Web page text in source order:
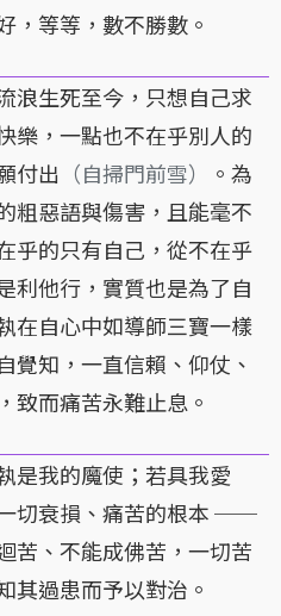
，等等，數不勝數。
生死至今，只想自己求
樂，一點也不在乎別人的
付出 （自掃門前雪）
。為
粗惡語與傷害，且能毫不
乎的只有自己，從不在乎
利他行，實質也是為了自
在自心中如導師三寶一樣
覺知，一直信賴、仰仗、
致而痛苦永難止息。
我的魔使；若具我愛
切衰損、痛苦的根本 ──
苦、不能成佛苦，一切苦
其過患而予以對治。